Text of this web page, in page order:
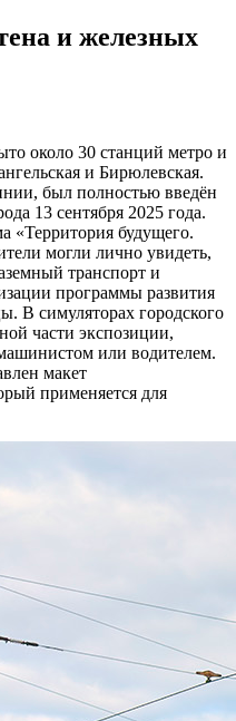
и железных
около 30 станций метро и
и Бирюлевская.
был полностью введён
13 сентября 2025 года.
«Территория будущего.
могли лично увидеть,
транспорт и
программы развития
В симуляторах городского
части экспозиции,
или водителем.
макет
применяется для